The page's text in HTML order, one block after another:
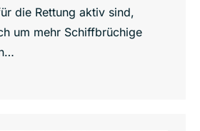
die Rettung aktiv sind,
um mehr Schiffbrüchige